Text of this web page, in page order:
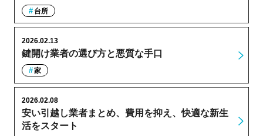
台所
鍵開け業者の選び方と悪質な手口
2026.02.13
家
安い引越し業者まとめ、費用を抑え、快適な新生
活をスタート
2026.02.08